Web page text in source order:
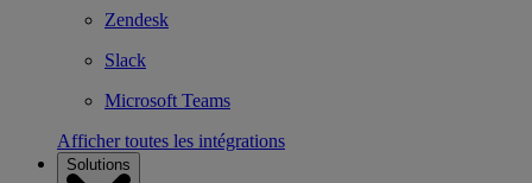
Zendesk
Slack
Microsoft Teams
Afficher toutes les intégrations
Solutions